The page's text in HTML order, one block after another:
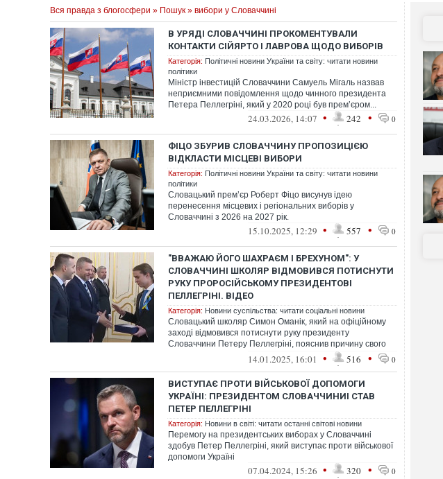
Вся правда з блогосфери » Пошук » вибори у Словаччині
В УРЯДІ СЛОВАЧЧИНІ ПРОКОМЕНТУВАЛИ
КОНТАКТИ СІЙЯРТО І ЛАВРОВА ЩОДО ВИБОРІВ
Категорія: Політичні новини України та світу: читати новини
політики
Міністр інвестицій Словаччини Самуель Мігаль назвав
неприємними повідомлення щодо чинного президента
Петера Пеллегріні, який у 2020 році був прем’єром...
24.03.2026, 14:07 • 242 • 0
ФІЦО ЗБУРИВ СЛОВАЧЧИНУ ПРОПОЗИЦІЄЮ
ВІДКЛАСТИ МІСЦЕВІ ВИБОРИ
Категорія: Політичні новини України та світу: читати новини
політики
Словацький прем’єр Роберт Фіцо висунув ідею
перенесення місцевих і регіональних виборів у
Словаччині з 2026 на 2027 рік.
15.10.2025, 12:29 • 557 • 0
"ВВАЖАЮ ЙОГО ШАХРАЄМ І БРЕХУНОМ": У
СЛОВАЧЧИНІ ШКОЛЯР ВІДМОВИВСЯ ПОТИСНУТИ
РУКУ ПРОРОСІЙСЬКОМУ ПРЕЗИДЕНТОВІ
ПЕЛЛЕГРІНІ. ВІДЕО
Категорія: Новини суспільства: читати соціальні новини
Словацький школяр Симон Оманік, який на офіційному
заході відмовився потиснути руку президенту
Словаччини Петеру Пеллегріні, пояснив причину свого
14.01.2025, 16:01 • 516 • 0
ВИСТУПАЄ ПРОТИ ВІЙСЬКОВОЇ ДОПОМОГИ
УКРАЇНІ: ПРЕЗИДЕНТОМ СЛОВАЧЧИНИІ СТАВ
ПЕТЕР ПЕЛЛЕГРІНІ
Категорія: Новини в світі: читати останні світові новини
Перемогу на президентських виборах у Словаччині
здобув Петер Пеллегріні, який виступає проти військової
допомоги Україні
07.04.2024, 15:26 • 320 • 0